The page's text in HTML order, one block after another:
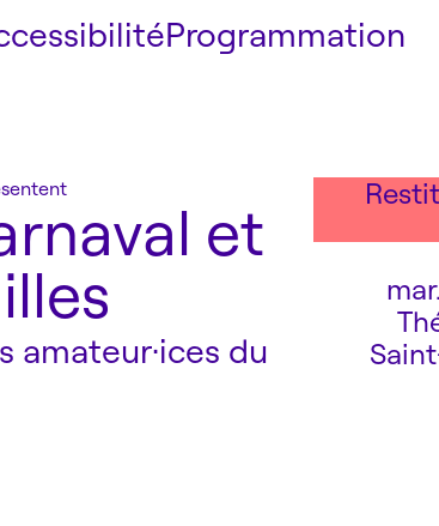
Programmation
Le
Infos
et
amateur·ices du